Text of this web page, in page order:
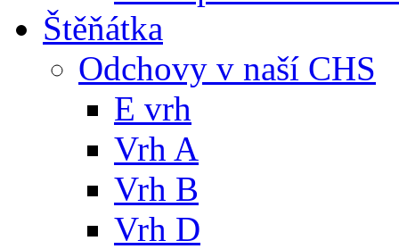
Štěňátka
Odchovy v naší CHS
E vrh
Vrh A
Vrh B
Vrh D